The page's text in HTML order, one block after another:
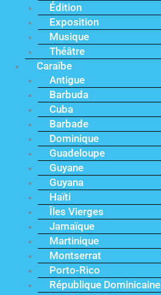
Édition
Exposition
Musique
Théâtre
Caraïbe
Antigue
Barbuda
Cuba
Barbade
Dominique
Guadeloupe
Guyane
Guyana
Haïti
Îles Vierges
Jamaïque
Martinique
Montserrat
Porto-Rico
République Dominicaine